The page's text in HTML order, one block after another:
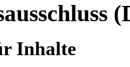
Inhalte